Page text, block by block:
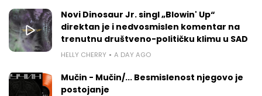
Novi Dinosaur Jr. singl „Blowin' Up“
direktan je i nedvosmislen komentar na
trenutnu društveno-političku klimu u SAD
HELLY CHERRY A DAY AGO
Mučin - Mučin/... Besmislenost njegovo je
postojanje